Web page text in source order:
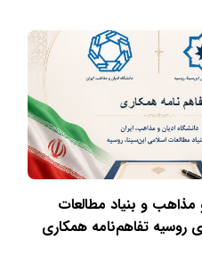
مذاهب و بنیاد مطالعات
روسیه تفاهم‌نامه همکاری